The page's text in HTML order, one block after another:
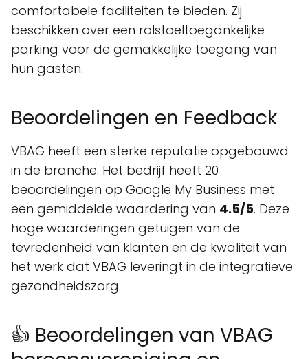
comfortabele faciliteiten te bieden. Zij
beschikken over een rolstoeltoegankelijke
parking voor de gemakkelijke toegang van
hun gasten.
Beoordelingen en Feedback
VBAG heeft een sterke reputatie opgebouwd
in de branche. Het bedrijf heeft 20
beoordelingen op Google My Business met
een gemiddelde waardering van 4.5/5. Deze
hoge waarderingen getuigen van de
tevredenheid van klanten en de kwaliteit van
het werk dat VBAG leveringt in de integratieve
gezondheidszorg.
👍 Beoordelingen van VBAG